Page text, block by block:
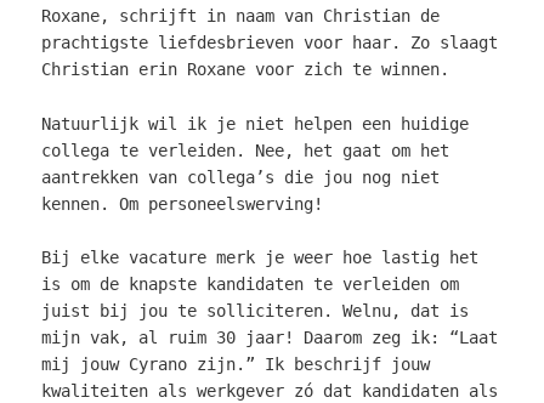
Roxane, schrijft in naam van Christian de
prachtigste liefdesbrieven voor haar. Zo slaagt
Christian erin Roxane voor zich te winnen.
Natuurlijk wil ik je niet helpen een huidige
collega te verleiden. Nee, het gaat om het
aantrekken van collega’s die jou nog niet
kennen. Om personeelswerving!
Bij elke vacature merk je weer hoe lastig het
is om de knapste kandidaten te verleiden om
juist bij jou te solliciteren. Welnu, dat is
mijn vak, al ruim 30 jaar! Daarom zeg ik: “Laat
mij jouw Cyrano zijn.” Ik beschrijf jouw
kwaliteiten als werkgever zó dat kandidaten als